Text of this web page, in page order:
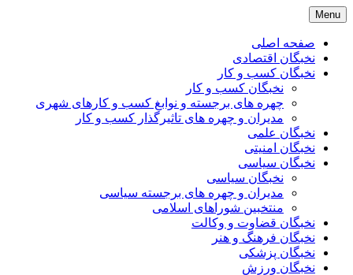
Skip
to
content
Menu
صفحه اصلی
نخبگان اقتصادی
نخبگان کسب و کار
نخبگان کسب و کار
چهره های برجسته و نوابغ کسب و کارهای شهری
مدیران و چهره های تاثیرگذار کسب و کار
نخبگان علمی
نخبگان امنیتی
نخبگان سیاسی
نخبگان سیاسی
مدیران و چهره های برجسته سیاسی
منتخبین شوراهای اسلامی
نخبگان قضاوت و وکالت
نخبگان فرهنگ و هنر
نخبگان پزشکی
نخبگان ورزش